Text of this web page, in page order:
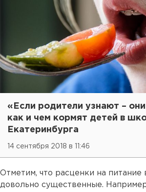
«Если родители узнают –
как и чем кормят детей в
Екатеринбурга
14 сентября 2018 в 11:46
Отметим, что расценки на питание
довольно существенные.